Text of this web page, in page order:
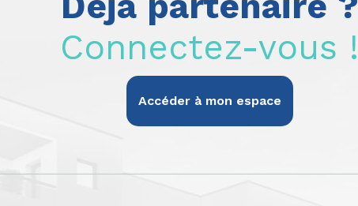
Connectez-vous !
Accéder à mon espace